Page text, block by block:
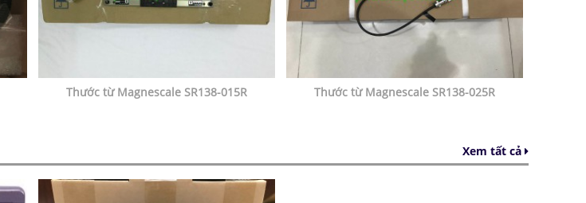
Thước từ Magnescale SR138-015R Thước từ Magnescale SR138-025R
Xem tất cả